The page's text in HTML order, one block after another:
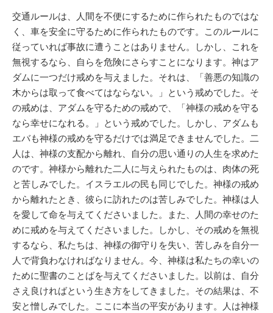
交通ルールは、人間を不便にするために作られたものではな
く、車を安全に守るために作られたものです。このルールに
従っていれば事故に遭うことはありません。しかし、これを
無視するなら、自らを危険にさらすことになります。神はア
ダムに一つだけ戒めを与えました。それは、「善悪の知識の
木からは取って食べてはならない。」という戒めでした。そ
の戒めは、アダムを守るための戒めで、「神様の戒めを守る
なら幸せになれる。」という戒めでした。しかし、アダムも
エバも神様の戒めを守るだけでは満足できませんでした。二
人は、神様の支配から離れ、自分の思い通りの人生を求めた
のです。神様から離れた二人に与えられたものは、肉体の死
と苦しみでした。イスラエルの民も同じでした。神様の戒め
から離れたとき、彼らに訪れたのは苦しみでした。神様は人
を愛して命を与えてくださいました。また、人間の幸せのた
めに戒めを与えてくださいました。しかし、その戒めを無視
するなら、私たちは、神様の御守りを失い、苦しみを自分一
人で背負わなければなりません。今、神様は私たちの幸いの
ために聖書のことばを与えてくださいました。以前は、自分
さえ良ければという生き方をしてきました。その結果は、不
安と憎しみでした。ここに本当の平安があります。人は神様